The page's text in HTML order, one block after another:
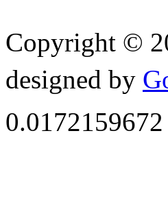
Copyright ©
designed by
0.0172159672